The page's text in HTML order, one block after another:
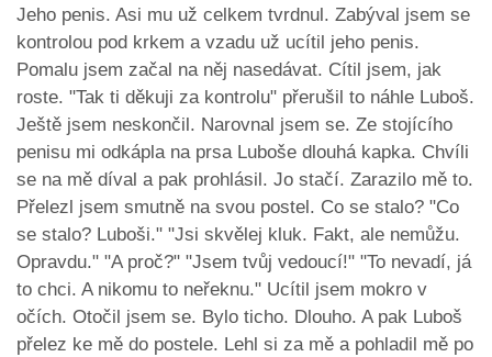
Jeho penis. Asi mu už celkem tvrdnul. Zabýval jsem se
kontrolou pod krkem a vzadu už ucítil jeho penis.
Pomalu jsem začal na něj nasedávat. Cítil jsem, jak
roste. "Tak ti děkuji za kontrolu" přerušil to náhle Luboš.
Ještě jsem neskončil. Narovnal jsem se. Ze stojícího
penisu mi odkápla na prsa Luboše dlouhá kapka. Chvíli
se na mě díval a pak prohlásil. Jo stačí. Zarazilo mě to.
Přelezl jsem smutně na svou postel. Co se stalo? "Co
se stalo? Luboši." "Jsi skvělej kluk. Fakt, ale nemůžu.
Opravdu." "A proč?" "Jsem tvůj vedoucí!" "To nevadí, já
to chci. A nikomu to neřeknu." Ucítil jsem mokro v
očích. Otočil jsem se. Bylo ticho. Dlouho. A pak Luboš
přelez ke mě do postele. Lehl si za mě a pohladil mě po